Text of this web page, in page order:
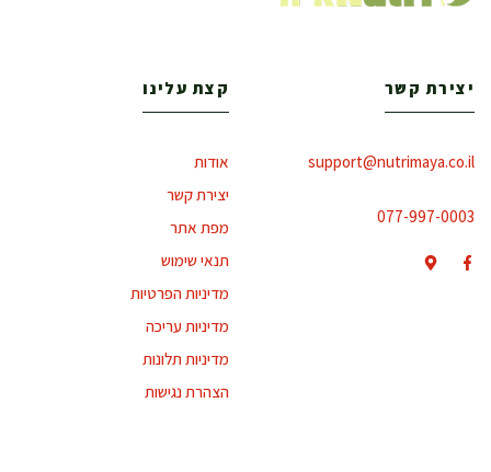
יצירת קשר
support@nutrimaya.co.il
077-997-0003
קצת עלינו
אודות
יצירת קשר
מפת אתר
תנאי שימוש
מדיניות הפרטיות
מדיניות עריכה
מדיניות תלונות
הצהרת נגישות